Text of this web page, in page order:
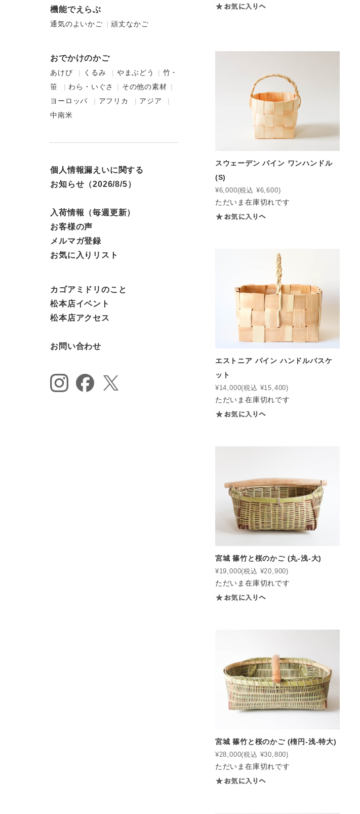
スウェーデン パイン ワンハンドル
(S)
¥6,000(税込 ¥6,600)
ただいま在庫切れです
エストニア パイン ハンドルバスケ
ット
¥14,000(税込 ¥15,400)
ただいま在庫切れです
宮城 篠竹と桜のかご (丸-浅-大)
¥19,000(税込 ¥20,900)
ただいま在庫切れです
宮城 篠竹と桜のかご (楕円-浅-特大)
¥28,000(税込 ¥30,800)
ただいま在庫切れです
機能でえらぶ
通気のよいかご 頑丈なかご
おでかけのかご
あけび くるみ やまぶどう
竹・
笹
わら・いぐさ
その他の素材
ヨーロッパ
アフリカ
アジア
中南米
個人情報漏えいに関する
お知らせ（2026/8/5）
入荷情報（毎週更新）
お客様の声
メルマガ登録
お気に入りリスト
カゴアミドリのこと
松本店イベント
松本店アクセス
お問い合わせ